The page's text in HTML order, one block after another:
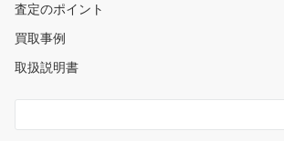
査定のポイント
買取事例
取扱説明書